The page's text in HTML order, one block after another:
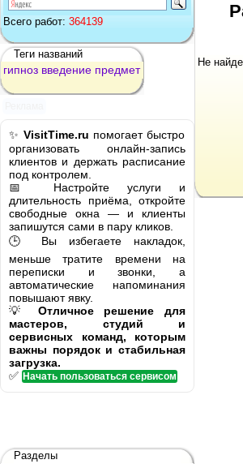
Всего работ: 364139
Теги названий
гипноз введение предмет
✨ VisitTime.ru помогает быстро
организовать онлайн-запись
клиентов и держать расписание
под контролем.
📅 Настройте услуги и
длительность приёма, откройте
свободные окна — и клиенты
запишутся сами в пару кликов.
🕒 Вы избегаете накладок,
меньше тратите времени на
переписки и звонки, а
автоматические напоминания
повышают явку.
💡 Отличное решение для
мастеров, студий и
сервисных команд, которым
важны порядок и стабильная
загрузка.
✅ Начать пользоваться сервисом
Разделы
Не